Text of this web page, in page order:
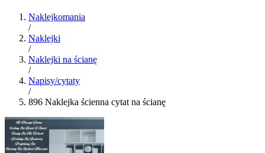
Naklejkomania
/
Naklejki
/
Naklejki na ścianę
/
Napisy/cytaty
/
896 Naklejka ścienna cytat na ścianę